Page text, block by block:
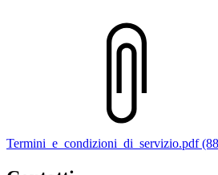
Termini_e_condizioni_di_servizio.pdf